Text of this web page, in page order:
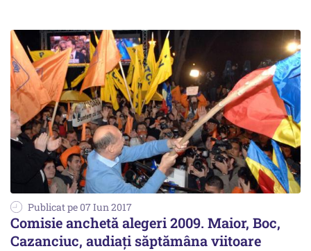
Publicat pe 07 Iun 2017
Comisie anchetă alegeri 2009. Maior, Boc,
Cazanciuc, audiați săptămâna viitoare